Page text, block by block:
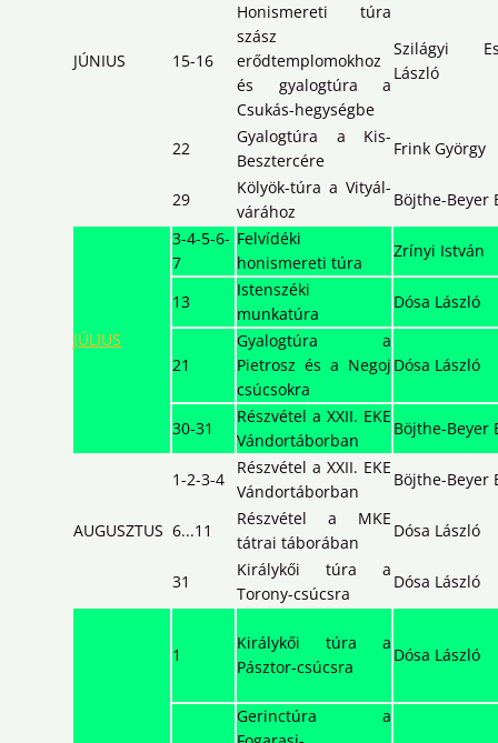
JÚNIUS 15-16
Honismereti túra
szász
erődtemplomokhoz
és gyalogtúra a
Csukás-hegységbe
Szilágyi
László
22
Gyalogtúra a Kis-
Besztercére
Frink György
29
Kölyök-túra a Vityál-
várához
Böjthe-Beyer
JÚLIUS
3-4-5-6-
7
Felvídéki
honismereti túra
Zrínyi István
13
Istenszéki
munkatúra
Dósa László
21
Gyalogtúra a
Pietrosz és a Negoj
csúcsokra
Dósa László
30-31
Részvétel a XXII. EKE
Vándortáborban
Böjthe-Beyer
AUGUSZTUS
1-2-3-4
Részvétel a XXII. EKE
Vándortáborban
Böjthe-Beyer
6...11
Részvétel a MKE
tátrai táborában
Dósa László
31
Királykői túra a
Torony-csúcsra
Dósa László
1
Királykői túra a
Pásztor-csúcsra
Dósa László
Gerinctúra a